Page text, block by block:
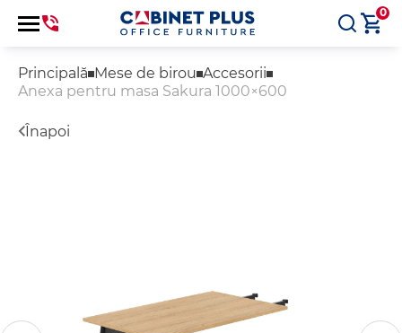
0
Principală Mese de birou Accesorii
Anexa pentru masa Sakura 1000×600
Înapoi